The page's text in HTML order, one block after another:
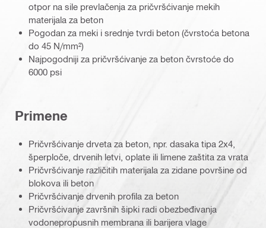
otpor na sile prevlačenja za pričvršćivanje mekih
materijala za beton
Pogodan za meki i srednje tvrdi beton (čvrstoća betona
do 45 N/mm²)
Najpogodniji za pričvršćivanje za beton čvrstoće do
6000 psi
Primene
Pričvršćivanje drveta za beton, npr. dasaka tipa 2x4,
šperploče, drvenih letvi, oplate ili limene zaštita za vrata
Pričvršćivanje različitih materijala za zidane površine od
blokova ili beton
Pričvršćivanje drvenih profila za beton
Pričvršćivanje završnih šipki radi obezbeđivanja
vodonepropusnih membrana ili barijera vlage